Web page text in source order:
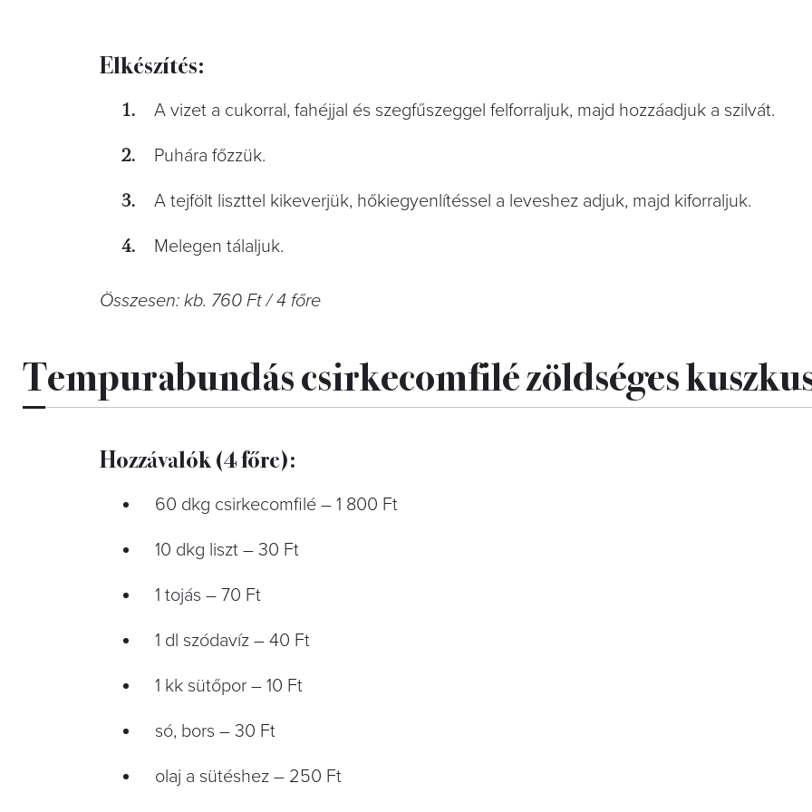
Elkészítés:
A vizet a cukorral, fahéjjal és szegfűszeggel felforraljuk, majd hozzáadjuk a szilvát.
Puhára főzzük.
A tejfölt liszttel kikeverjük, hőkiegyenlítéssel a leveshez adjuk, majd kiforraljuk.
Melegen tálaljuk.
Összesen: kb. 760 Ft / 4 főre
Tempurabundás csirkecomfilé zöldséges
Hozzávalók (4 főre):
60 dkg csirkecomfilé – 1 800 Ft
10 dkg liszt – 30 Ft
1 tojás – 70 Ft
1 dl szódavíz – 40 Ft
1 kk sütőpor – 10 Ft
só, bors – 30 Ft
olaj a sütéshez – 250 Ft